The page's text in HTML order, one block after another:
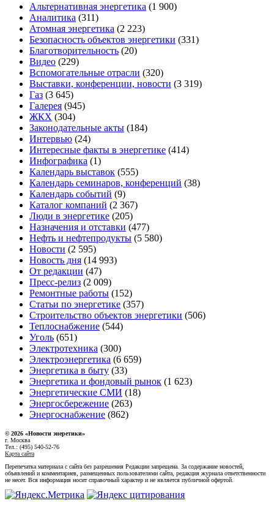
Альтернативная энергетика (1 900)
Аналитика (311)
Атомная энергетика (2 223)
Безопасность объектов энергетики (331)
Благотворительность (20)
Видео (229)
Вспомогательные отрасли (320)
Выставки, конференции, новости (3 319)
Газ (3 645)
Галерея (945)
ЖКХ (304)
Законодательные акты (184)
Интервью (24)
Интересные факты в энергетике (414)
Инфографика (1)
Календарь выставок (555)
Календарь семинаров, конференций (38)
Календарь событий (9)
Каталог компаний (2 367)
Люди в энергетике (205)
Назначения и отставки (477)
Нефть и нефтепродукты (5 580)
Новости (2 595)
Новость дня (14 993)
От редакции (47)
Пресс-релиз (2 009)
Ремонтные работы (152)
Статьи по энергетике (357)
Строительство объектов энергетики (506)
Теплоснабжение (544)
Уголь (651)
Электротехника (300)
Электроэнергетика (6 659)
Энергетика в быту (33)
Энергетика и фондовый рынок (1 623)
Энергетические СМИ (18)
Энергосбережение (263)
Энергоснабжение (862)
© 2026 «Новости энеретики»
г. Москва
Тел.: (495) 540-52-76
Карта сайта
Перепечатка материала с сайта без разрешения Редакции запрещена. За содержание новостей,
объявлений и комментариев, размещенных пользователями сайта, редакция журнала ответственности
не несет. Вся информация носит справочный характер и не является публичной офертой.